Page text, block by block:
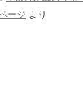
ージ より